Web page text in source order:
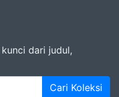
dari judul,
Cari Koleksi